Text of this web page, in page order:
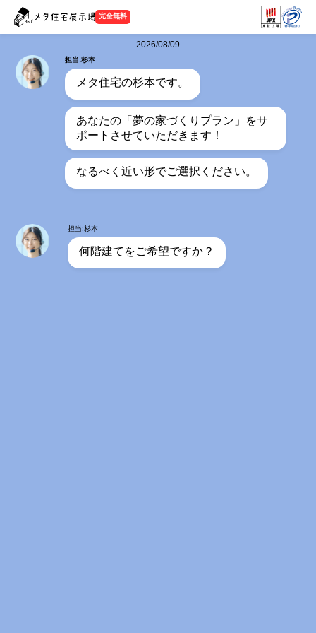
完全無料
2026/08/09
担当:杉本
メタ住宅の杉本です。
あなたの「夢の家づくりプラン」をサ
ポートさせていただきます！
なるべく近い形でご選択ください。
担当:杉本
何階建てをご希望ですか？